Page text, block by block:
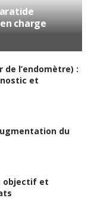
charge
de l’endomètre) :
et
du
objectif et